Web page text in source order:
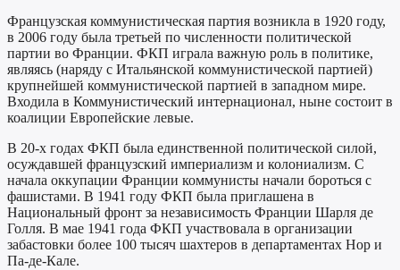
Французская коммунистическая партия возникла в 1920 году,
в 2006 году была третьей по численности политической
партии во Франции. ФКП играла важную роль в политике,
являясь (наряду с Итальянской коммунистической партией)
крупнейшей коммунистической партией в западном мире.
Входила в Коммунистический интернационал, ныне состоит в
коалиции Европейские левые.
В 20-х годах ФКП была единственной политической силой,
осуждавшей французский империализм и колониализм. С
начала оккупации Франции коммунисты начали бороться с
фашистами. В 1941 году ФКП была приглашена в
Национальный фронт за независимость Франции Шарля де
Голля. В мае 1941 года ФКП участвовала в организации
забастовки более 100 тысяч шахтеров в департаментах Нор и
Па-де-Кале.